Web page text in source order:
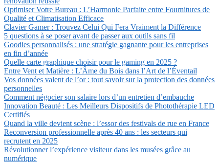
Optimiser Votre Bureau : L’Harmonie Parfaite entre Fournitures de
Qualité et Climatisation Efficace
Clavier Gamer : Trouvez Celui Qui Fera Vraiment la Différence
5 questions à se poser avant de passer aux outils sans fil
Goodies personnalisés : une stratégie gagnante pour les entreprises
en fin d’année
Quelle carte graphique choisir pour le gaming en 2025 ?
Entre Vent et Matière : L’Âme du Bois dans l’Art de l’Éventail
Vos données valent de l’or : tout savoir sur la protection des données
personnelles
Comment négocier son salaire lors d’un entretien d’embauche
Innovation Beauté : Les Meilleurs Dispositifs de Photothérapie LED
Certifiés
Quand la ville devient scène : l’essor des festivals de rue en France
Reconversion professionnelle après 40 ans : les secteurs qui
recrutent en 2025
Révolutionner l’expérience visiteur dans les musées grâce au
numérique